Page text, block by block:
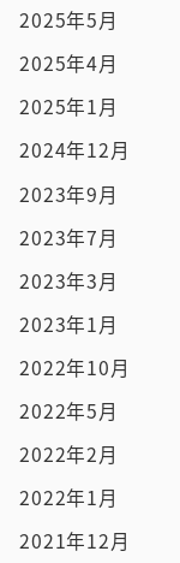
2025年5月
2025年4月
2025年1月
2024年12月
2023年9月
2023年7月
2023年3月
2023年1月
2022年10月
2022年5月
2022年2月
2022年1月
2021年12月